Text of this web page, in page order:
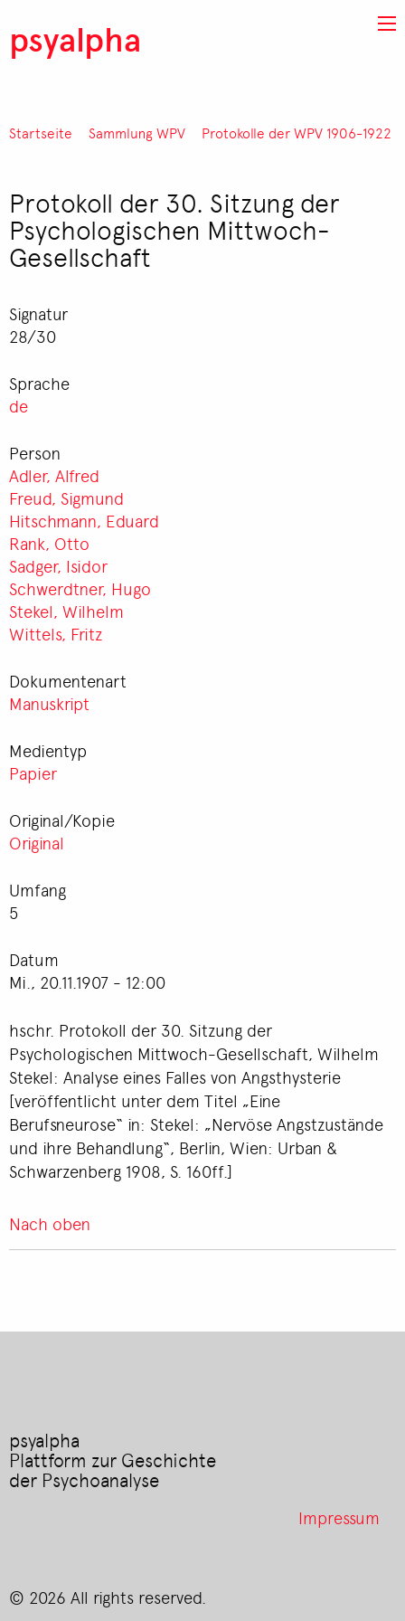
psyalpha
Pfadnavigation
Startseite Sammlung WPV Protokolle der WPV 1906-1922
Protokoll der 30. Sitzung der
Psychologischen Mittwoch-
Gesellschaft
Signatur
28/30
Sprache
de
Person
Adler, Alfred
Freud, Sigmund
Hitschmann, Eduard
Rank, Otto
Sadger, Isidor
Schwerdtner, Hugo
Stekel, Wilhelm
Wittels, Fritz
Dokumentenart
Manuskript
Medientyp
Papier
Original/Kopie
Original
Umfang
5
Datum
Mi., 20.11.1907 - 12:00
hschr. Protokoll der 30. Sitzung der
Psychologischen Mittwoch-Gesellschaft, Wilhelm
Stekel: Analyse eines Falles von Angsthysterie
[veröffentlicht unter dem Titel „Eine
Berufsneurose“ in: Stekel: „Nervöse Angstzustände
und ihre Behandlung“, Berlin, Wien: Urban &
Schwarzenberg 1908, S. 160ff.]
Nach oben
psyalpha
Plattform zur Geschichte
der Psychoanalyse
Impressum
© 2026 All rights reserved.